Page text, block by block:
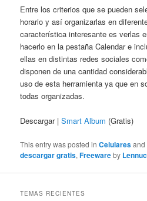
Entre los criterios que se pueden
horario y así organizarlas en
característica interesante es verlas
hacerlo en la pestaña Calendar e
ellas en distintas redes sociales
disponen de una cantidad
uso de esta herramienta ya que en
todas organizadas.
Descargar |Smart Album (Gratis)
This entry was posted inCelulares
descargar gratis,Freewareby Lennuc
TEMAS RECIENTES